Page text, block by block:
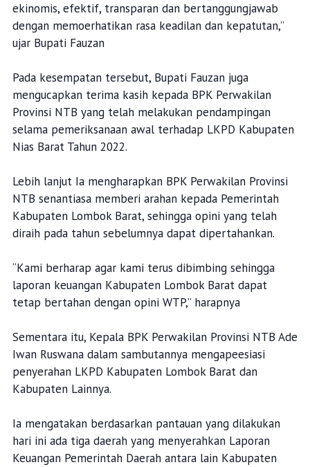
ekinomis, efektif, transparan dan bertanggungjawab
dengan memoerhatikan rasa keadilan dan kepatutan,”
ujar Bupati Fauzan
Pada kesempatan tersebut, Bupati Fauzan juga
mengucapkan terima kasih kepada BPK Perwakilan
Provinsi NTB yang telah melakukan pendampingan
selama pemeriksanaan awal terhadap LKPD Kabupaten
Nias Barat Tahun 2022.
Lebih lanjut Ia mengharapkan BPK Perwakilan Provinsi
NTB senantiasa memberi arahan kepada Pemerintah
Kabupaten Lombok Barat, sehingga opini yang telah
diraih pada tahun sebelumnya dapat dipertahankan.
“Kami berharap agar kami terus dibimbing sehingga
laporan keuangan Kabupaten Lombok Barat dapat
tetap bertahan dengan opini WTP,” harapnya
Sementara itu, Kepala BPK Perwakilan Provinsi NTB Ade
Iwan Ruswana dalam sambutannya mengapeesiasi
penyerahan LKPD Kabupaten Lombok Barat dan
Kabupaten Lainnya.
Ia mengatakan berdasarkan pantauan yang dilakukan
hari ini ada tiga daerah yang menyerahkan Laporan
Keuangan Pemerintah Daerah antara lain Kabupaten